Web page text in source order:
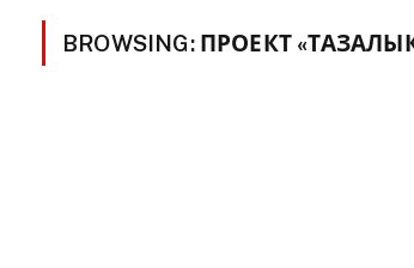
BROWSING: ПРОЕКТ